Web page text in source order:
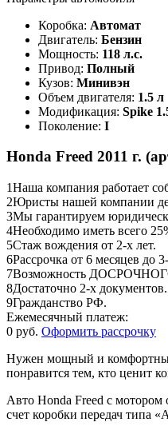
Коробка: Автомат
Двигатель: Бензин
Мощность: 118 л.с.
Привод: Полный
Кузов: Минивэн
Объем двигателя: 1.5 л
Модификация: Spike
Поколение: I
Honda Freed 2011 г.
1Наша компания работает
2Юристы нашей компании
3Мы гарантируем
4Необходимо иметь всего
5Стаж вождения от 2-х лет.
6Рассрочка от 6 месяцев до
7Возможность
8Достаточно 2-х документов.
9Гражданство РФ.
Ежемесячный платеж:
0 руб. Оформить рассрочку
Нужен мощный и комфортный
понравится тем, кто ценит
Авто Honda Freed с мотором
счет коробки передач типа